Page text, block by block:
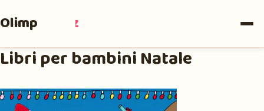
Olimpia Ruiz
Libri per bambini Natale